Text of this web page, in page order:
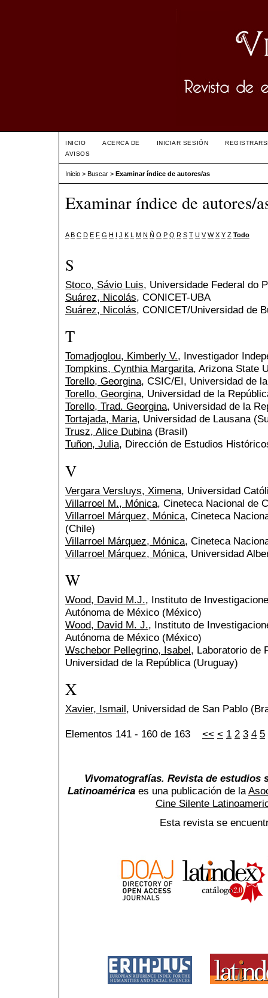
INICIO ACERCA DE INICIAR SESIÓN
AVISOS
Inicio > Buscar > Examinar índice de autores/as
Examinar índice de autores/
A B C D E F G H I J K L M N Ñ O P Q R S T U V W X Y Z Todo
S
Stoco, Sávio Luis, Universidade Federal do
Suárez, Nicolás, CONICET-UBA
Suárez, Nicolás, CONICET/Universidad de
T
Tomadjoglou, Kimberly V., Investigador
Tompkins, Cynthia Margarita, Arizona State
Torello, Georgina, CSIC/EI, Universidad de
Torello, Georgina, Universidad de la
Torello, Trad. Georgina, Universidad de la
Tortajada, Maria, Universidad de Lausana
Trusz, Alice Dubina(Brasil)
Tuñon, Julia, Dirección de Estudios
V
Vergara Versluys, Ximena, Universidad
Villarroel M., Mónica, Cineteca Nacional de
Villarroel Márquez, Mónica, Cineteca
(Chile)
Villarroel Márquez, Mónica, Cineteca
Villarroel Márquez, Mónica, Universidad
W
Wood, David M.J., Instituto de
Autónoma de México (México)
Wood, David M. J., Instituto de
Autónoma de México (México)
Wschebor Pellegrino, Isabel, Laboratorio de
Universidad de la República (Uruguay)
X
Xavier, Ismail, Universidad de San Pablo
Elementos 141 - 160 de 163 << < 1 2 3 4 5
Vivomatografías. Revista de estudios
Latinoaméricaes una publicación de la
Cine Silente
Esta revista se